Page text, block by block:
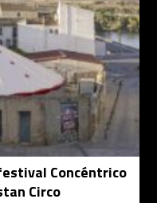
Concéntrico
Circo